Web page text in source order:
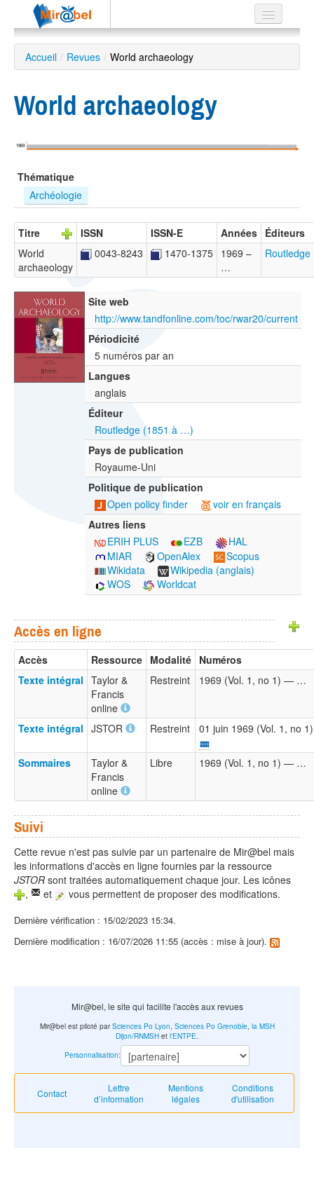
Le réseau
Soutien
Listes
Recherche
avancée
EN
ES
?
Accueil / Revues / World archaeology
World archaeology
1969
Thématique
Archéologie
Titre ISSN ISSN-E Années Éditeurs
World
archaeology
0043-8243 1470-1375 1969 –
…
Routledge
Site web
http://www.tandfonline.com/toc/rwar20/current
Périodicité
5 numéros par an
Langues
anglais
Éditeur
Routledge (1851 à …)
Pays de publication
Royaume-Uni
Politique de publication
Open policy finder
voir en français
Autres liens
ERIH PLUS
EZB
HAL
MIAR
OpenAlex
Scopus
Wikidata
Wikipedia (anglais)
WOS
Worldcat
Accès en ligne
Accès Ressource Modalité Numéros
Texte intégral Taylor &
Francis
online
Restreint 1969 (Vol. 1, no 1) — …
Texte intégral JSTOR Restreint 01 juin 1969 (Vol. 1, no
Sommaires
Taylor &
Francis
online
Libre 1969 (Vol. 1, no 1) — …
Suivi
Cette revue n'est pas suivie par un partenaire de Mir@bel mais
les informations d'accès en ligne fournies par la ressource
JSTOR sont traitées automatiquement chaque jour. Les icônes
,
et vous permettent de proposer des modifications.
Dernière vérification : 15/02/2023 15:34.
Dernière modification : 16/07/2026 11:55 (accès : mise à jour).
Mir@bel, le site qui facilite l'accès aux revues
Contact
Lettre
d’information
Mentions
légales
Conditions
d'utilisation
Mir@bel est piloté parSciences Po Lyon, Sciences Po Grenoble, la MSH
Dijon/RNMSH et l'ENTPE.
Personnalisation: